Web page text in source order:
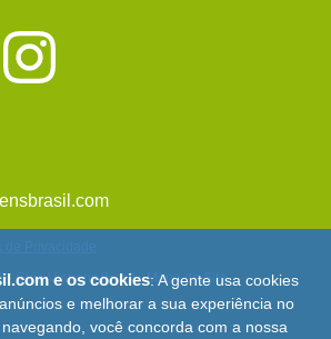
de Privacidade
- Guia Viagens Brasil -Mapa do Site
e os cookies: A gente usa cookies
e melhorar a sua experiência no
você concorda com a nossa